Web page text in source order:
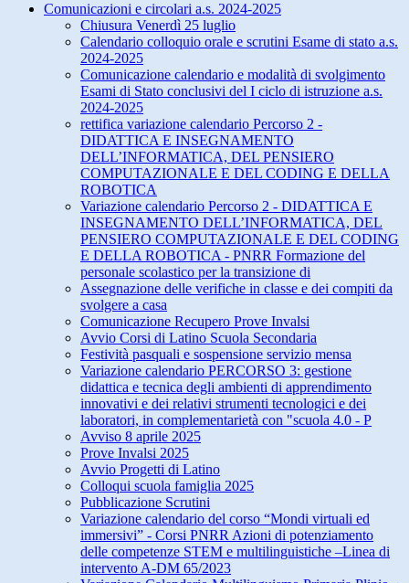
Comunicazioni e circolari a.s. 2024-2025
Chiusura Venerdì 25 luglio
Calendario colloquio orale e scrutini Esame di stato a.s.
2024-2025
Comunicazione calendario e modalità di svolgimento
Esami di Stato conclusivi del I ciclo di istruzione a.s.
2024-2025
rettifica variazione calendario Percorso 2 -
DIDATTICA E INSEGNAMENTO
DELL’INFORMATICA, DEL PENSIERO
COMPUTAZIONALE E DEL CODING E DELLA
ROBOTICA
Variazione calendario Percorso 2 - DIDATTICA E
INSEGNAMENTO DELL’INFORMATICA, DEL
PENSIERO COMPUTAZIONALE E DEL CODING
E DELLA ROBOTICA - PNRR Formazione del
personale scolastico per la transizione di
Assegnazione delle verifiche in classe e dei compiti da
svolgere a casa
Comunicazione Recupero Prove Invalsi
Avvio Corsi di Latino Scuola Secondaria
Festività pasquali e sospensione servizio mensa
Variazione calendario PERCORSO 3: gestione
didattica e tecnica degli ambienti di apprendimento
innovativi e dei relativi strumenti tecnologici e dei
laboratori, in complementarietà con "scuola 4.0 - P
Avviso 8 aprile 2025
Prove Invalsi 2025
Avvio Progetti di Latino
Colloqui scuola famiglia 2025
Pubblicazione Scrutini
Variazione calendario del corso “Mondi virtuali ed
immersivi” - Corsi PNRR Azioni di potenziamento
delle competenze STEM e multilinguistiche –Linea di
intervento A-DM 65/2023